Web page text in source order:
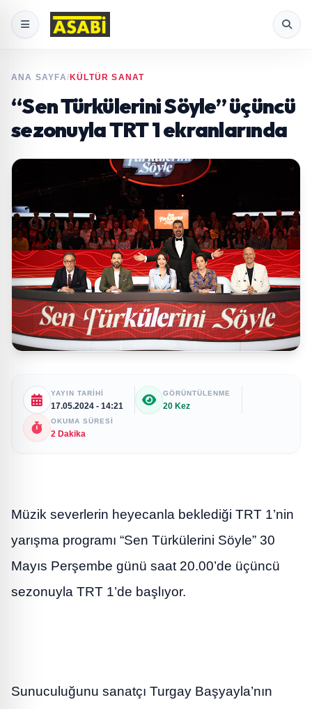
ANA SAYFA/ KÜLTÜR SANAT
“Sen Türkülerini Söyle” üçüncü
sezonuyla TRT 1 ekranlarında
YAYIN TARIHI
17.05.2024 - 14:21
GÖRÜNTÜLENME
20 Kez
OKUMA SÜRESI
2 Dakika
Müzik severlerin heyecanla beklediği TRT 1’nin
yarışma programı “Sen Türkülerini Söyle” 30
Mayıs Perşembe günü saat 20.00’de üçüncü
sezonuyla TRT 1’de başlıyor.
Sunuculuğunu sanatçı Turgay Başyayla’nın